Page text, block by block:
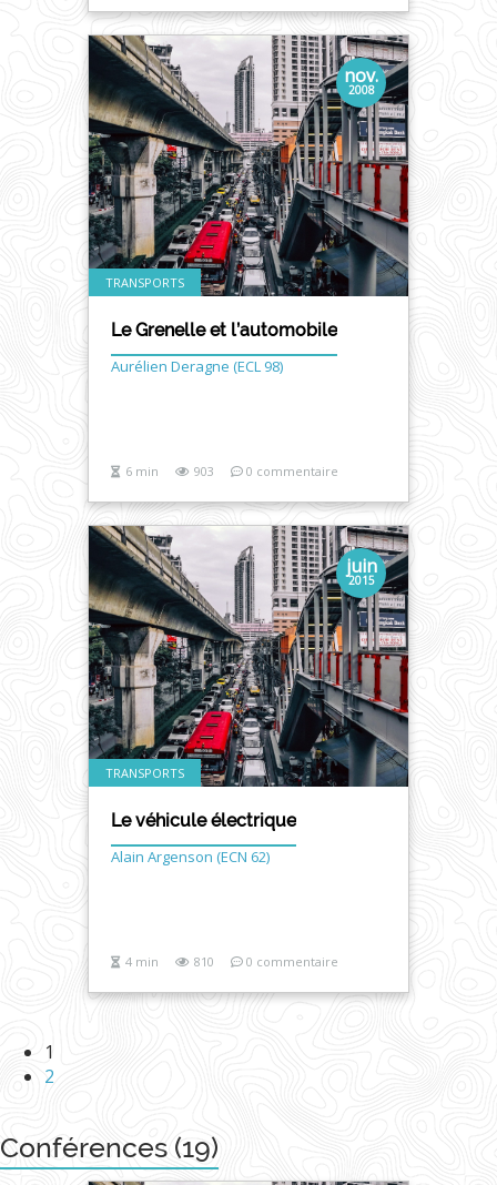
nov.
2008
TRANSPORTS
Le Grenelle et l’automobile
Aurélien Deragne (ECL 98)
6 min 903 0 commentaire
juin
2015
TRANSPORTS
Le véhicule électrique
Alain Argenson (ECN 62)
4 min 810 0 commentaire
1
2
Conférences (19)